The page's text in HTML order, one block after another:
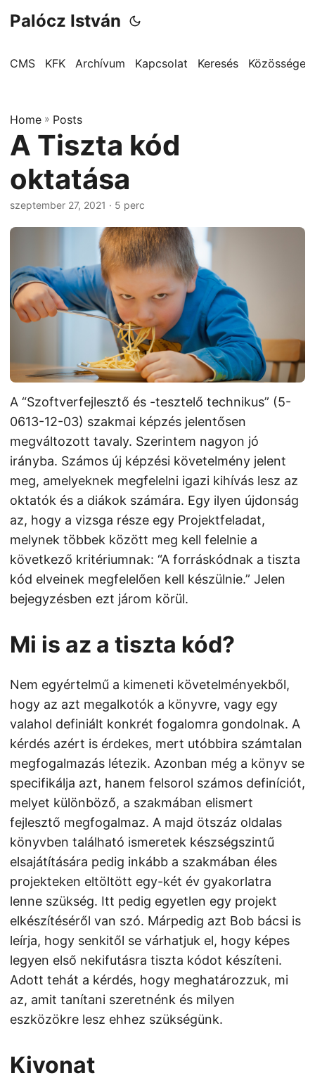
Palócz István
CMS KFK Archívum Kapcsolat Keresés Közösségek
Home » Posts
A Tiszta kód
oktatása
szeptember 27, 2021 · 5 perc
A “Szoftverfejlesztő és -tesztelő technikus” (5-
0613-12-03) szakmai képzés jelentősen
megváltozott tavaly. Szerintem nagyon jó
irányba. Számos új képzési követelmény jelent
meg, amelyeknek megfelelni igazi kihívás lesz az
oktatók és a diákok számára. Egy ilyen újdonság
az, hogy a vizsga része egy Projektfeladat,
melynek többek között meg kell felelnie a
következő kritériumnak: “A forráskódnak a tiszta
kód elveinek megfelelően kell készülnie.” Jelen
bejegyzésben ezt járom körül.
Mi is az a tiszta kód?
Nem egyértelmű a kimeneti követelményekből,
hogy az azt megalkotók a könyvre, vagy egy
valahol definiált konkrét fogalomra gondolnak. A
kérdés azért is érdekes, mert utóbbira számtalan
megfogalmazás létezik. Azonban még a könyv se
specifikálja azt, hanem felsorol számos definíciót,
melyet különböző, a szakmában elismert
fejlesztő megfogalmaz. A majd ötszáz oldalas
könyvben található ismeretek készségszintű
elsajátítására pedig inkább a szakmában éles
projekteken eltöltött egy-két év gyakorlatra
lenne szükség. Itt pedig egyetlen egy projekt
elkészítéséről van szó. Márpedig azt Bob bácsi is
leírja, hogy senkitől se várhatjuk el, hogy képes
legyen első nekifutásra tiszta kódot készíteni.
Adott tehát a kérdés, hogy meghatározzuk, mi
az, amit tanítani szeretnénk és milyen
eszközökre lesz ehhez szükségünk.
Kivonat